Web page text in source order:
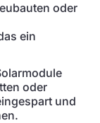
oder
ein
oder
und